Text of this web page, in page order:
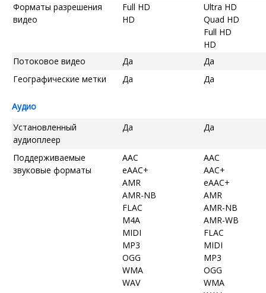
Форматы разрешения
видео
Full HD
HD
Ultra HD
Quad HD
Full HD
HD
Потоковое видео
Да
Да
Географические метки
Да Да
Аудио
Установленный
аудиоплеер
Да Да
Поддерживаемые
звуковые форматы
AAC
eAAC+
AMR
AMR-NB
FLAC
M4A
MIDI
MP3
OGG
WMA
WAV
AAC
AAC+
eAAC+
AMR
AMR-NB
AMR-WB
FLAC
MIDI
MP3
OGG
WMA